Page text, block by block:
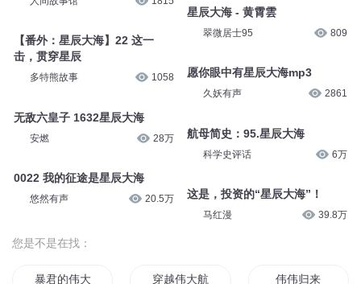
【番外：星辰大海】22 这一
击，贯穿星辰
多特熊故事 1058
无敌六皇子 1632星辰大海
安燃 28万
0022 我的征途是星辰大海
悠然有声 20.5万
星辰大海 - 黄霄雲
翠微居士95 809
愿你眼中有星辰大海mp3
久妖有声 2861
航母简史：95.星辰大海
科学史评话 6万
这是，投资的“星辰大海”！
马红漫 39.8万
您是不是在找：
暴君的伟大 穿越伟大航路 伟伟归来